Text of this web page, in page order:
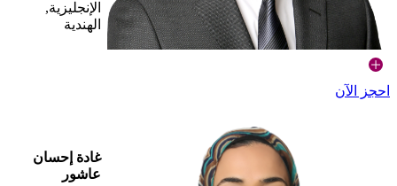
الإنجليزية,
الهندية
احجز الآن
غادة إحسان
عاشور